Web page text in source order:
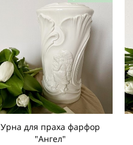
Урна для праха фарфор
"Ангел"